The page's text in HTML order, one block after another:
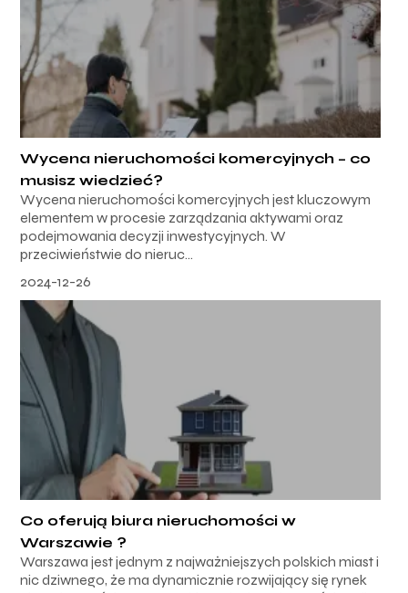
Wycena nieruchomości komercyjnych – co
musisz wiedzieć?
Wycena nieruchomości komercyjnych jest kluczowym
elementem w procesie zarządzania aktywami oraz
podejmowania decyzji inwestycyjnych. W
przeciwieństwie do nieruc...
2024-12-26
Co oferują biura nieruchomości w
Warszawie ?
Warszawa jest jednym z najważniejszych polskich miast i
nic dziwnego, że ma dynamicznie rozwijający się rynek